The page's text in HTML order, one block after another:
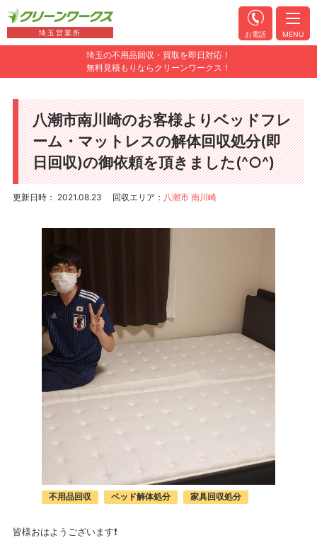
埼玉の不用品回収・買取を即日対応！
無料見積もりならクリーンワークス！
埼玉営業所 お電話 MENU
八潮市南川崎のお客様よりベッドフレ
ーム・マットレスの解体回収処分(即
日回収)の御依頼を頂きました(^○^)
更新日時： 2021.08.23 回収エリア： 八潮市 南川崎
不用品回収 ベッド解体処分 家具回収処分
皆様おはようございます❗